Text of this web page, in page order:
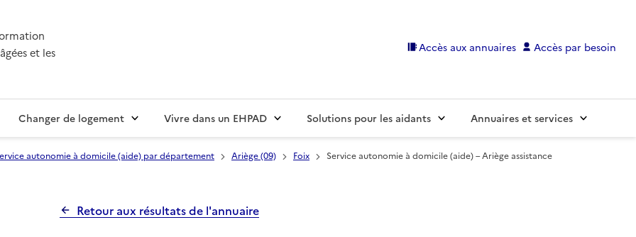
et les
Accès aux annuaires Accès par besoin
Changer de logement Vivre dans un EHPAD Solutions pour les aidants Annuaires et services
autonomie à domicile (aide) par département Ariège (09) Foix Service autonomie à domicile (aide) – Ariège assistance
Retour aux résultats de l'annuaire